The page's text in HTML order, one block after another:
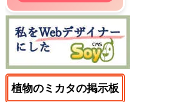
植物のミカタの掲示板